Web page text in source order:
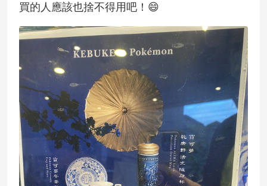
買的人應該也捨不得用吧！😄